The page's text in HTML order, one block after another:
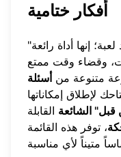
أفكار ختامية
"لم أفعلها من قبل" ليست مجرد لعبة؛ إنها أداة رائعة
وقضاء وقت ممتع
متنوعة من أسئلة
لإطلاق إمكاناتها
قبل" الشائعة القابلة
، توفر هذه القائمة